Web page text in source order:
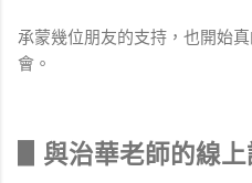
承蒙幾位朋友的支持，也開始
會。
▋與治華老師的線